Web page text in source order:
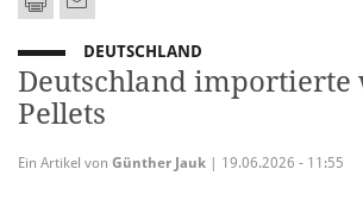
DEUTSCHLAND
Deutschland importierte
Pellets
Ein Artikel von Günther Jauk | 19.06.2026 - 11:55